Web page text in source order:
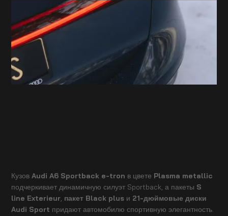
КузовAudi A6 Sportback e-tron в цвете Plasma metallic
подчеркивает динамичную силуэт Sportback, а пакеты S
line Exterieur пакет Black plus и 21-дюймовые диски
Audi Sport придают автомобилю спортивную элегантность.